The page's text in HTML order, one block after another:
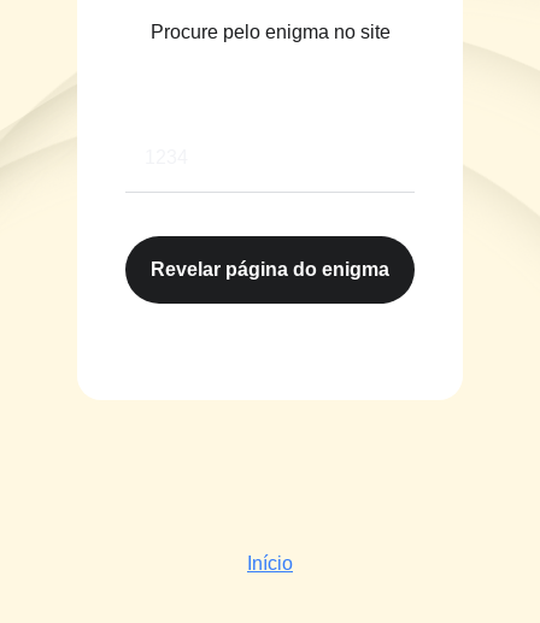
Procure pelo enigma no site
Revelar página do enigma
Início